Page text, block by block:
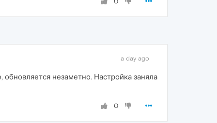
a day ago
незаметно. Настройка заняла
0